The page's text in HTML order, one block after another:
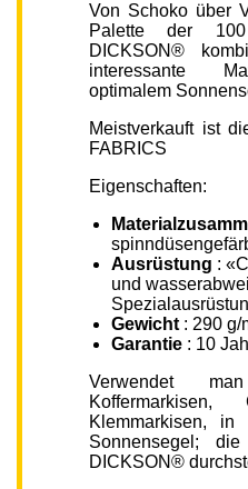
Von Schoko über
Palette der
DICKSON®
interessante
optimalem
Meistverkauft ist
FABRICS
Eigenschaften:
Ausrüstung :
und
Gewicht : 290 g/
Garantie : 10
Verwendet
Koffermarkisen,
Klemmarkisen, in
Sonnensegel;
DICKSON®